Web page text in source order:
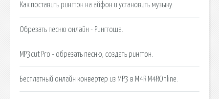
Как поставить рингтон на айфон и установить музыку.
Обрезать песню онлайн - Рингтоша.
MP3cut Pro - обрезать песню, создать рингтон.
Бесплатный онлайн конвертер из MP3 в M4R M4ROnline.